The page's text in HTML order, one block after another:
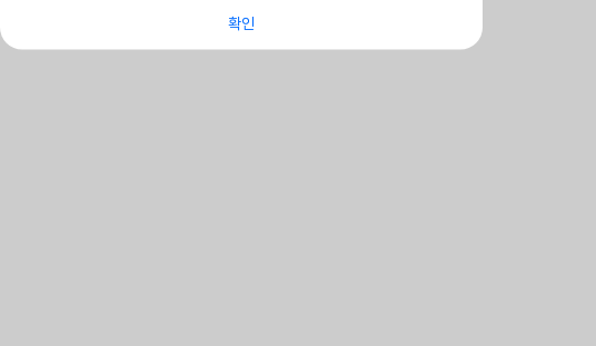
확인